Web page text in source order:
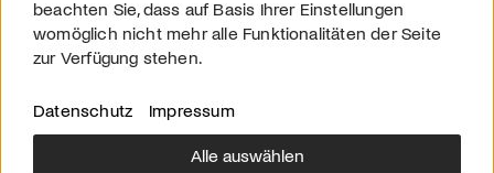
beachten Sie, dass auf Basis Ihrer Einstellungen
womöglich nicht mehr alle Funktionalitäten der Seite
zur Verfügung stehen.
Datenschutz Impressum
Alle auswählen